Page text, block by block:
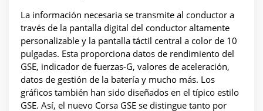
La información necesaria se transmite al conductor a
través de la pantalla digital del conductor altamente
personalizable y la pantalla táctil central a color de 10
pulgadas. Esta proporciona datos de rendimiento del
GSE, indicador de fuerzas-G, valores de aceleración,
datos de gestión de la batería y mucho más. Los
gráficos también han sido diseñados en el típico estilo
GSE. Así, el nuevo Corsa GSE se distingue tanto por